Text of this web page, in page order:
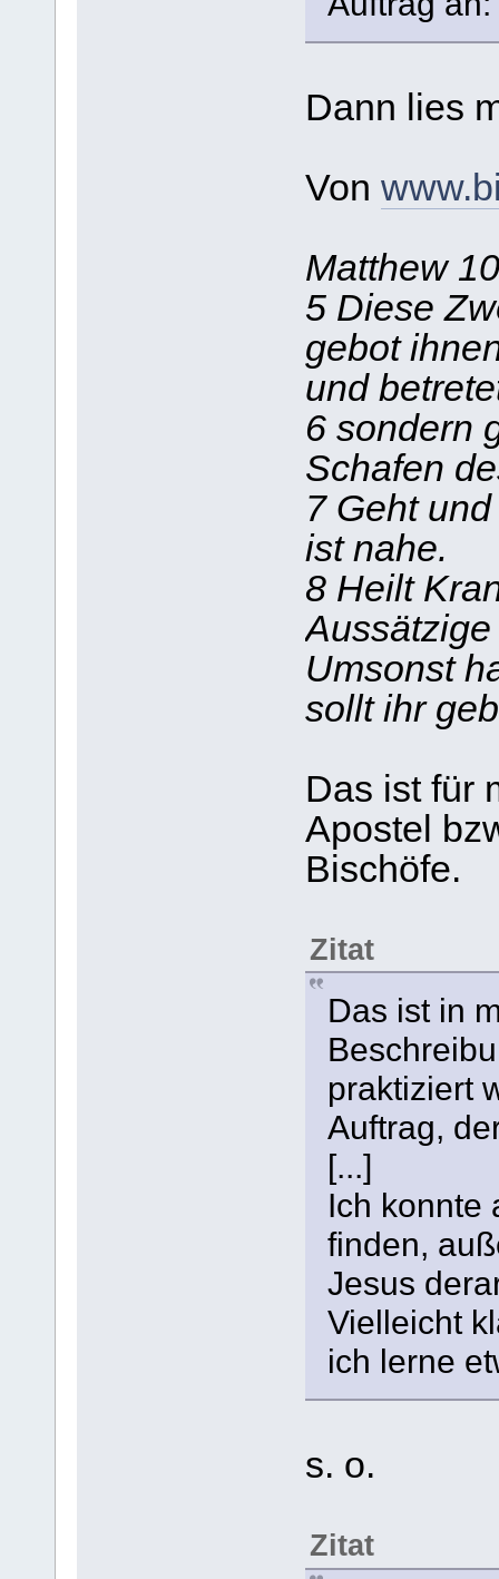
Dann lies
Von
Matthew
5 Diese
gebot
und
6 sondern
Schafen
7 Geht
ist nahe.
8 Heilt
Umsonst
sollt ihr
Das ist für
Apostel
Bischöfe.
Zitat
Das ist in
praktiziert
Auftrag,
[...]
Ich konnte
finden,
Jesus
Vielleicht
ich lerne
s. o.
Zitat